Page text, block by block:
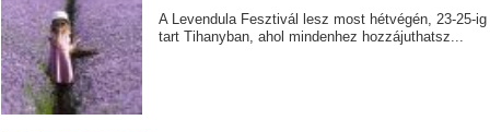
A Levendula Fesztivál lesz most hétvégén, 23-25-ig
tart Tihanyban, ahol mindenhez hozzájuthatsz...